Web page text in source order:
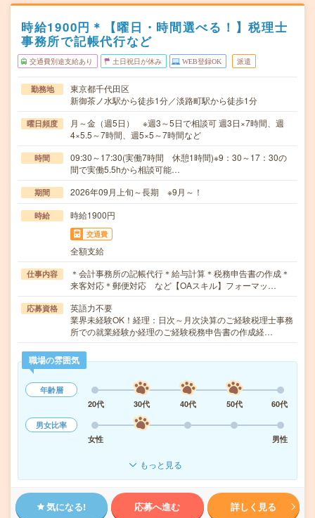
時給1900円＊【曜日・時間選べる！】税理士
事務所で記帳代行など
交通費別途支給あり 土日祝日が休み WEB登録OK 派遣
勤務地
東京都千代田区
新御茶ノ水駅から徒歩1分／淡路町駅から徒歩1分
曜日頻度
月～金（週5日） ※週3～5日で相談可 週3日×7時間、週
4×5.5～7時間、週5×5～7時間など
時間
09:30～17:30(実働7時間 休憩1時間)※9：30～17：30の
間で実働5.5hから相談可能…
期間 2026年09月上旬～長期 ※9月～！
時給 時給1900円
交通費
全額支給
仕事内容
＊会計事務所の記帳代行＊給与計算＊税務申告書の作成＊
来客対応＊郵便対応 など【OAスキル】フォーマッ…
応募資格
英語力不要
業界未経験OK！経理：日次～月次決算のご経験税理士事務
所での就業経験か経理のご経験税務申告書の作成経…
職場の雰囲気
年齢層
20代
30代 40代 50代
60代
男女比率
女性
男性
もっと見る
気になる! 応募へ進む 詳しく見る